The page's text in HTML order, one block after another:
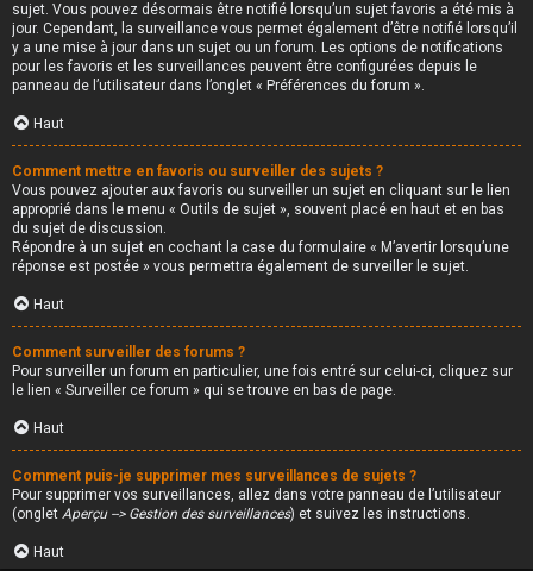
sujet. Vous pouvez désormais être notifié lorsqu’un sujet favoris a été mis à
jour. Cependant, la surveillance vous permet également d’être notifié lorsqu’il
y a une mise à jour dans un sujet ou un forum. Les options de notifications
pour les favoris et les surveillances peuvent être configurées depuis le
panneau de l’utilisateur dans l’onglet « Préférences du forum ».
Haut
Comment mettre en favoris ou surveiller des sujets ?
Vous pouvez ajouter aux favoris ou surveiller un sujet en cliquant sur le lien
approprié dans le menu « Outils de sujet », souvent placé en haut et en bas
du sujet de discussion.
Répondre à un sujet en cochant la case du formulaire « M’avertir lorsqu’une
réponse est postée » vous permettra également de surveiller le sujet.
Haut
Comment surveiller des forums ?
Pour surveiller un forum en particulier, une fois entré sur celui-ci, cliquez sur
le lien « Surveiller ce forum » qui se trouve en bas de page.
Haut
Comment puis-je supprimer mes surveillances de sujets ?
Pour supprimer vos surveillances, allez dans votre panneau de l’utilisateur
(onglet Aperçu --> Gestion des surveillances) et suivez les instructions.
Haut